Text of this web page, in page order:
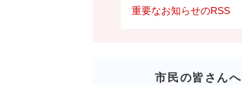
重要なお知らせのRSS
市民の皆さんへ